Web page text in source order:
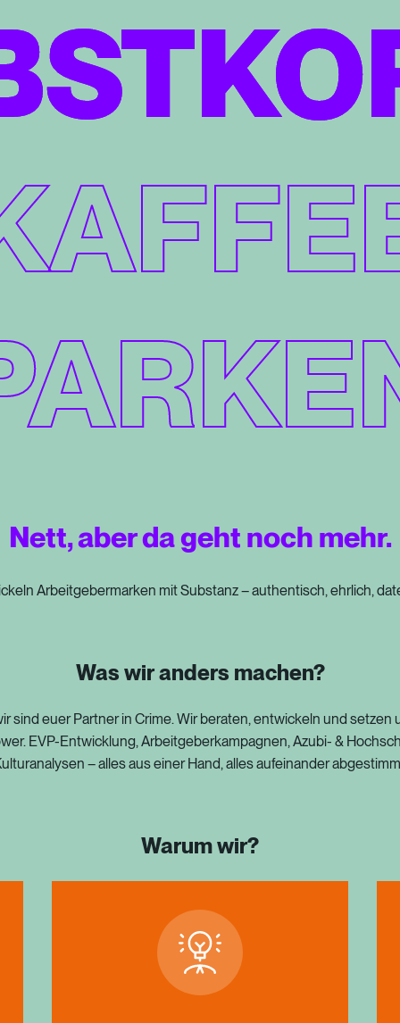
Nett, aber da geht noch mehr.
Arbeitgebermarken mitSubstanz–authentisch, ehrlich,
Was wir anders machen?
sind euer Partnerin Crime.Wir beraten,entwickeln und setzen
EVP-Entwicklung,Arbeitgeberkampagnen,Azubi- &
–allesauseiner Hand,allesaufeinander
Warum wir?